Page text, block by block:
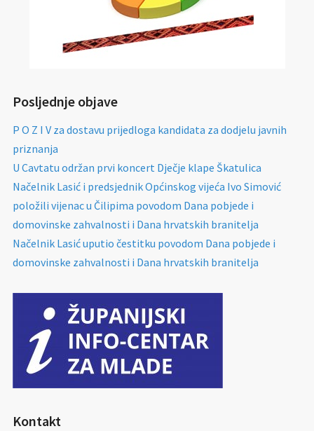
Posljednje objave
P O Z I V za dostavu prijedloga kandidata za dodjelu javnih
priznanja
U Cavtatu održan prvi koncert Dječje klape Škatulica
Načelnik Lasić i predsjednik Općinskog vijeća Ivo Simović
položili vijenac u Čilipima povodom Dana pobjede i
domovinske zahvalnosti i Dana hrvatskih branitelja
Načelnik Lasić uputio čestitku povodom Dana pobjede i
domovinske zahvalnosti i Dana hrvatskih branitelja
Kontakt